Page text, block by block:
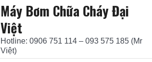
Máy Bơm Chữa Cháy Đại
Việt
Hotline: 0906 751 114 – 093 575 185 (Mr
Việt)